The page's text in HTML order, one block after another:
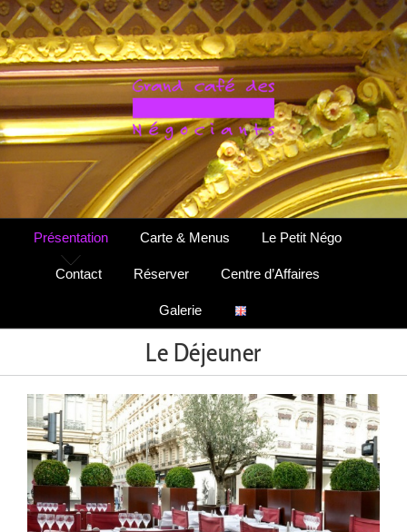
Passer
au
contenu
Présentation Carte & Menus Le Petit Négo
Contact Réserver Centre d’Affaires
Galerie
Le Déjeuner